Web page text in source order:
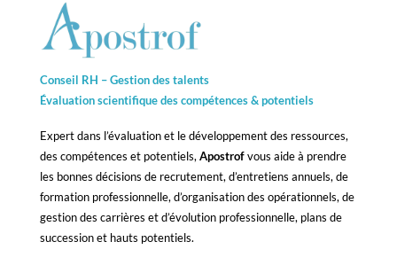
Conseil RH – Gestion des talents
Évaluation scientifique des compétences &potentiels
Expert dans l’évaluation et le développement des ressources,
des compétences et potentiels,Apostrofvous aide à prendre
les bonnes décisions de recrutement, d’entretiens annuels, de
formation professionnelle, d’organisation des opérationnels, de
gestion des carrières et d’évolution professionnelle, plans de
succession et hauts potentiels.